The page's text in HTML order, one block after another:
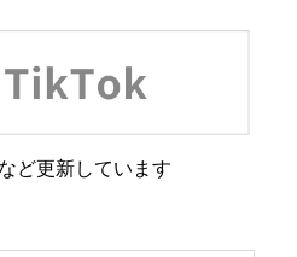
ど更新しています